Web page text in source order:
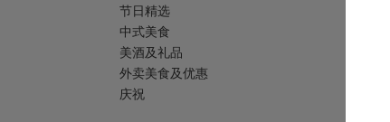
节日精选
中式美食
美酒及礼品
外卖美食及优惠
庆祝